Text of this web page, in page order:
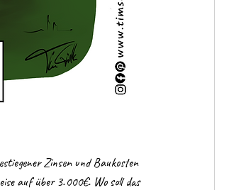
Zinsen und Baukosten
auf über 3.000€. Wo soll das